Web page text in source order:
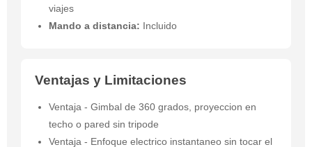
viajes
Mando a distancia: Incluido
Ventajas y Limitaciones
Ventaja - Gimbal de 360 grados, proyeccion en
techo o pared sin tripode
Ventaja - Enfoque electrico instantaneo sin tocar el